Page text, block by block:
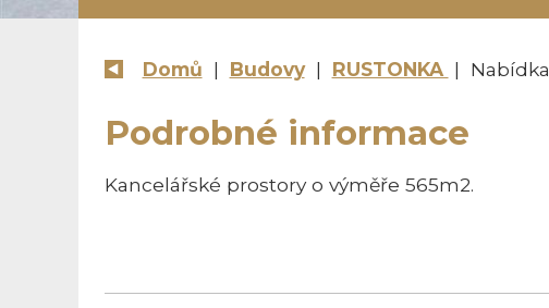
Domů | Budovy| RUSTONKA | Nabídka
Podrobné informace
Kancelářské prostory o výměře 565m2.